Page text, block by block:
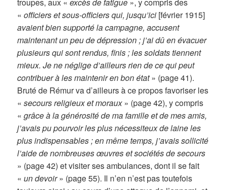
«officiers et sous-officiers qui, jusqu’ici [février 1915]
avaient bien supporté la campagne, accusent
maintenant un peu de dépression ; j’ai dû en évacuer
plusieurs qui sont rendus, finis ; les soldats tiennent
mieux. Je ne néglige d’ailleurs rien de ce qui peut
contribuer à les maintenir en bon état» (page 41).
Bruté de Rémur va d’ailleurs à ce propos favoriser les
«secours religieux et moraux» (page 42), y compris
«grâce à la générosité de ma famille et de mes amis,
j’avais pu pourvoir les plus nécessiteux de laine les
plus indispensables ; en même temps, j’avais sollicité
l’aide de nombreuses œuvres et sociétés de secours
» (page 42) et visiter ses ambulances, dont il se fait
«un devoir» (page 55). Il n’en n’est pas toutefois